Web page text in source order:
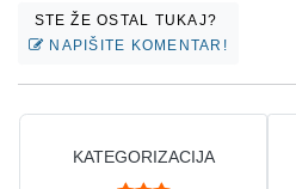
STE ŽE OSTAL TUKAJ?
NAPIŠITE KOMENTAR!
KATEGORIZACIJA